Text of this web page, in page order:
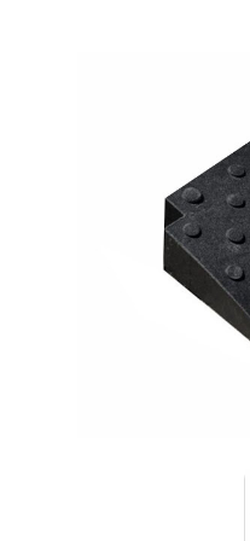
Дорожные знаки
Заградительные
Передвижные
Опоры дорожных
Светодиодные